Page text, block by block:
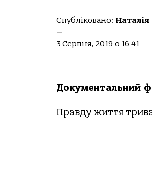
Опубліковано: Наталія
—
3 Серпня, 2019 о 16:41
Документальний
Правду життя